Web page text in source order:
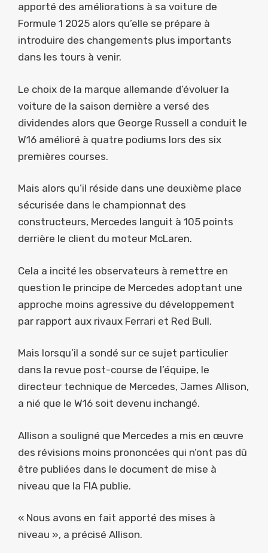
apporté des améliorations à sa voiture de
Formule 1 2025 alors qu’elle se prépare à
introduire des changements plus importants
dans les tours à venir.
Le choix de la marque allemande d’évoluer la
voiture de la saison dernière a versé des
dividendes alors que George Russell a conduit le
W16 amélioré à quatre podiums lors des six
premières courses.
Mais alors qu’il réside dans une deuxième place
sécurisée dans le championnat des
constructeurs, Mercedes languit à 105 points
derrière le client du moteur McLaren.
Cela a incité les observateurs à remettre en
question le principe de Mercedes adoptant une
approche moins agressive du développement
par rapport aux rivaux Ferrari et Red Bull.
Mais lorsqu’il a sondé sur ce sujet particulier
dans la revue post-course de l’équipe, le
directeur technique de Mercedes, James Allison,
a nié que le W16 soit devenu inchangé.
Allison a souligné que Mercedes a mis en œuvre
des révisions moins prononcées qui n’ont pas dû
être publiées dans le document de mise à
niveau que la FIA publie.
« Nous avons en fait apporté des mises à
niveau », a précisé Allison.